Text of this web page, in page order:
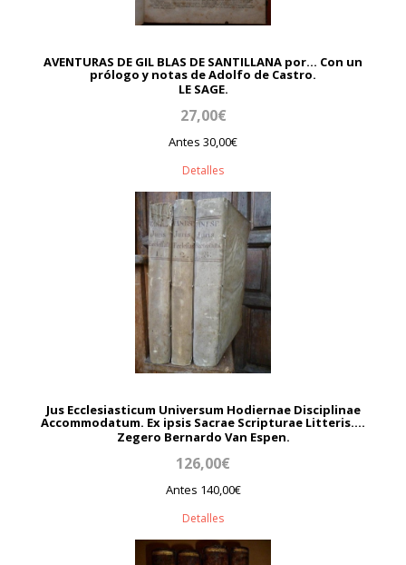
AVENTURAS DE GIL BLAS DE SANTILLANA por... Con un
prólogo y notas de Adolfo de Castro.
LE SAGE.
27,00€
Antes 30,00€
Detalles
Jus Ecclesiasticum Universum Hodiernae Disciplinae
Accommodatum. Ex ipsis Sacrae Scripturae Litteris....
Zegero Bernardo Van Espen.
126,00€
Antes 140,00€
Detalles